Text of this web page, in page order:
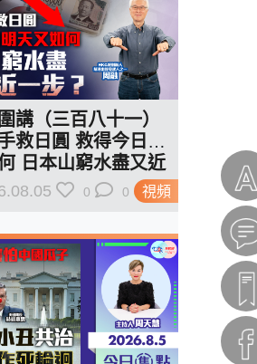
視頻
講（三百八十一）
救日圓 救得今日明
日本山窮水盡又近
0 0